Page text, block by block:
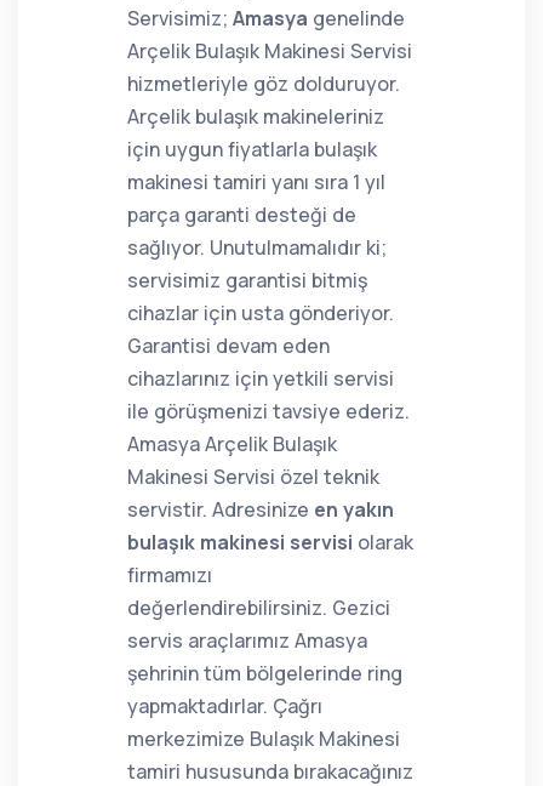
Servisimiz; Amasya genelinde
Arçelik Bulaşık Makinesi Servisi
hizmetleriyle göz dolduruyor.
Arçelik bulaşık makineleriniz
için uygun fiyatlarla bulaşık
makinesi tamiri yanı sıra 1 yıl
parça garanti desteği de
sağlıyor. Unutulmamalıdır ki;
servisimiz garantisi bitmiş
cihazlar için usta gönderiyor.
Garantisi devam eden
cihazlarınız için yetkili servisi
ile görüşmenizi tavsiye ederiz.
Amasya Arçelik Bulaşık
Makinesi Servisi özel teknik
servistir. Adresinize en yakın
bulaşık makinesi servisi olarak
firmamızı
değerlendirebilirsiniz. Gezici
servis araçlarımız Amasya
şehrinin tüm bölgelerinde ring
yapmaktadırlar. Çağrı
merkezimize Bulaşık Makinesi
tamiri hususunda bırakacağınız